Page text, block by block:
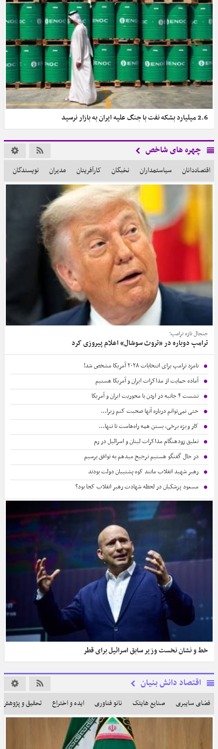
2.6 میلیارد بشکه نفت با جنگ علیه ایران به بازار نرسید
چهره ‎های شاخص
اقتصاددانان سیاستمداران نخبگان کارآفرینان مدیران نویسندگان
جنجال تازه ترامپ؛
ترامپ دوباره در «تروث سوشال» اعلام پیروزی کرد
نامزد ترامپ برای انتخابات ۲۰۲۸ آمریکا مشخص شد!
آماده حمایت از مذاکرات ایران و آمریکا هستیم
نشست ۴ جانبه در اردن با محوریت ایران و آمریکا
حتی نمی‌توانم درباره آنها صحبت کنم زیرا...
کار ویژه برخی، بستن همه راه‌هاست تا تنها...
تعلیق زودهنگام مذاکرات لبنان و اسرائیل در رم
در حال گفتگو هستیم ترجیح میدهم به توافق برسیم
رهبر شهید انقلاب مانند کوه پشتیبان دولت بودند
مسعود پزشکیان در لحظه شهادت رهبر انقلاب کجا بود؟
خط و نشان نخست وزیر سابق اسرائیل برای قطر
اقتصاد دانش بنیان
فضای سایبری صنایع هایتک نانو فناوری ایده و اختراع تحقیق و پژوهش